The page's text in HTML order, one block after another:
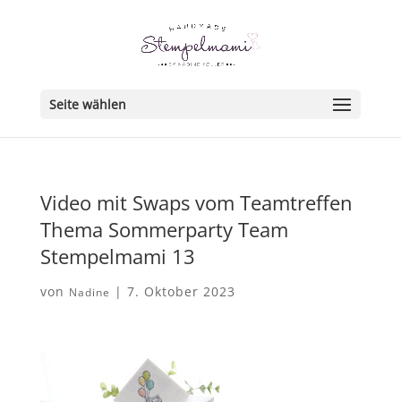
Seite wählen
Video mit Swaps vom Teamtreffen
Thema Sommerparty Team
Stempelmami 13
von Nadine | 7. Oktober 2023